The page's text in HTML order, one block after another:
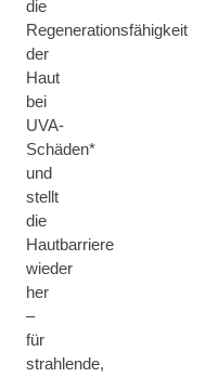
die
Regenerationsfähigkeit
der
Haut
bei
UVA-
Schäden*
und
stellt
die
Hautbarriere
wieder
her
–
für
strahlende,